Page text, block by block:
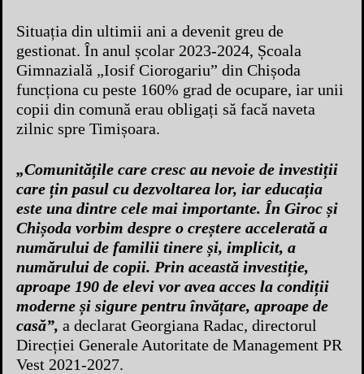
Situația din ultimii ani a devenit greu de
gestionat. În anul școlar 2023-2024, Școala
Gimnazială „Iosif Ciorogariu” din Chișoda
funcționa cu peste 160% grad de ocupare, iar unii
copii din comună erau obligați să facă naveta
zilnic spre Timișoara.
„Comunitățile care cresc au nevoie de investiții
care țin pasul cu dezvoltarea lor, iar educația
este una dintre cele mai importante. În Giroc și
Chișoda vorbim despre o creștere accelerată a
numărului de familii tinere și, implicit, a
numărului de copii. Prin această investiție,
aproape 190 de elevi vor avea acces la condiții
moderne și sigure pentru învățare, aproape de
casă”, a declarat Georgiana Radac, directorul
Direcției Generale Autoritate de Management PR
Vest 2021-2027.